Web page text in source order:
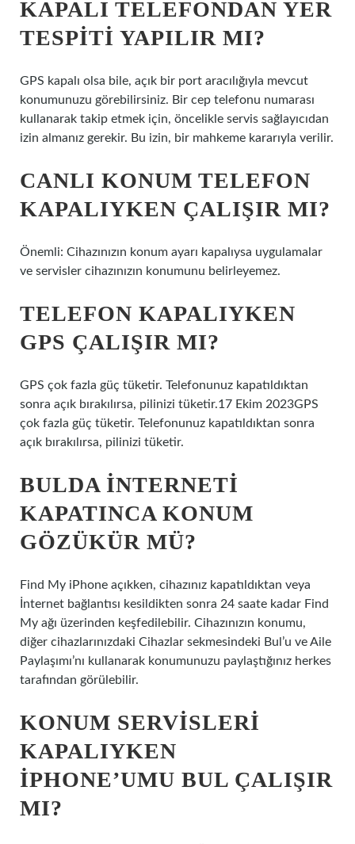
KAPALI TELEFONDAN YER
TESPITI YAPILIR MI?
GPS kapalı olsa bile, açık bir port aracılığıyla mevcut
konumunuzu görebilirsiniz. Bir cep telefonu numarası
kullanarak takip etmek için, öncelikle servis sağlayıcıdan
izin almanız gerekir. Bu izin, bir mahkeme kararıyla verilir.
CANLI KONUM TELEFON
KAPALIYKEN ÇALIŞIR MI?
Önemli: Cihazınızın konum ayarı kapalıysa uygulamalar
ve servisler cihazınızın konumunu belirleyemez.
TELEFON KAPALIYKEN
GPS ÇALIŞIR MI?
GPS çok fazla güç tüketir. Telefonunuz kapatıldıktan
sonra açık bırakılırsa, pilinizi tüketir.17 Ekim 2023GPS
çok fazla güç tüketir. Telefonunuz kapatıldıktan sonra
açık bırakılırsa, pilinizi tüketir.
BULDA INTERNETI
KAPATINCA KONUM
GÖZÜKÜR MÜ?
Find My iPhone açıkken, cihazınız kapatıldıktan veya
İnternet bağlantısı kesildikten sonra 24 saate kadar Find
My ağı üzerinden keşfedilebilir. Cihazınızın konumu,
diğer cihazlarınızdaki Cihazlar sekmesindeki Bul’u ve Aile
Paylaşımı’nı kullanarak konumunuzu paylaştığınız herkes
tarafından görülebilir.
KONUM SERVISLERI
KAPALIYKEN
IPHONE’UMU BUL ÇALIŞIR
MI?